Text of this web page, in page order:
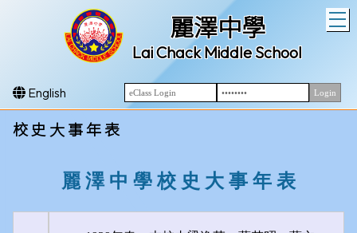
麗澤中學
Lai Chack Middle School
English
校 史 大 事 年 表